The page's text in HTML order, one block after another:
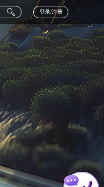
登录/注册